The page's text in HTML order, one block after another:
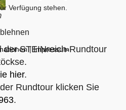
der STEINreich-Rundtour
hier.
Rundtour klicken Sie
.
Verfügung stehen.
|Impressum